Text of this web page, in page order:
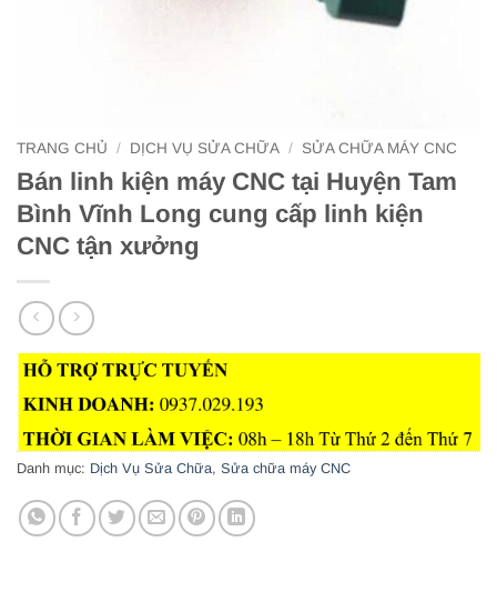
TRANG CHỦ / DỊCH VỤ SỬA CHỮA / SỬA CHỮA MÁY CNC
Bán linh kiện máy CNC tại Huyện Tam
Bình Vĩnh Long cung cấp linh kiện
CNC tận xưởng
Danh mục: Dịch Vụ Sửa Chữa, Sửa chữa máy CNC